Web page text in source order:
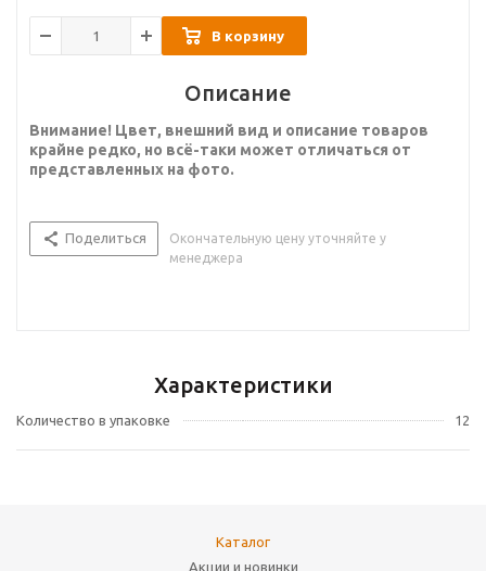
В корзину
Описание
Внимание! Цвет, внешний вид и описание товаров
крайне редко, но всё-таки может отличаться от
представленных на фото.
Поделиться
Окончательную цену уточняйте у
менеджера
Характеристики
Количество в упаковке 12
Каталог
Акции и новинки